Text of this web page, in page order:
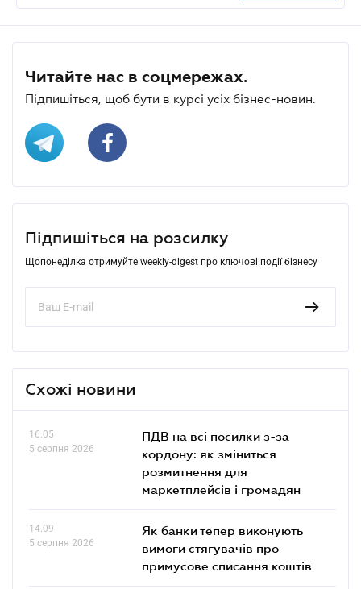
Читайте нас в соцмережах.
Підпишіться, щоб бути в курсі усіх бізнес-новин.
Підпишіться на розсилку
Щопонеділка отримуйте weekly-digest про ключові події бізнесу
Схожі новини
16.05
5 серпня 2026
ПДВ на всі посилки з-за
кордону: як зміниться
розмитнення для
маркетплейсів і громадян
14.09
5 серпня 2026
Як банки тепер виконують
вимоги стягувачів про
примусове списання коштів